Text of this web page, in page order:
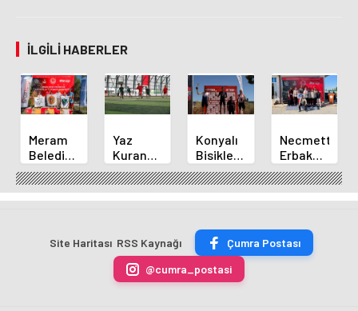
İLGILI HABERLER
Meram
Belediyespor
Okçuları
Türkiye
Şampiyonası'ndan
Yaz
Kuran
Kursu
Öğrencileri
Futbol
Konyalı
Bisikletçi
Ahmet
Can
Akpınar
Madalyayı
Aldı
Necmettin
Erbakan
Üniversitesi
Geleneksel
Okçulukta
Site Haritası RSS Kaynağı
Çumra Postası
@cumra_postasi